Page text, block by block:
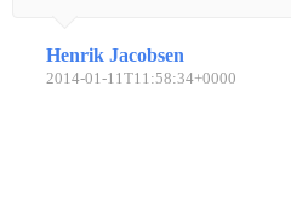
Henrik Jacobsen
2014-01-11T11:58:34+0000